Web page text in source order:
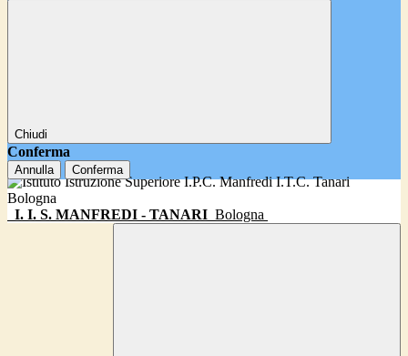
Chiudi
Conferma
Annulla Conferma
I. I. S. MANFREDI - TANARI Bologna